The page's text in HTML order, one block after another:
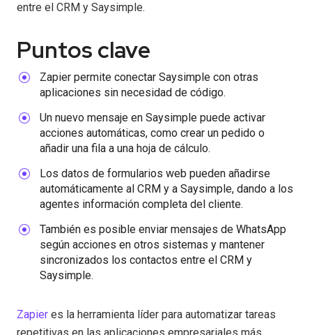
entre el CRM y Saysimple.
Puntos clave
Zapier permite conectar Saysimple con otras
aplicaciones sin necesidad de código.
Un nuevo mensaje en Saysimple puede activar
acciones automáticas, como crear un pedido o
añadir una fila a una hoja de cálculo.
Los datos de formularios web pueden añadirse
automáticamente al CRM y a Saysimple, dando a los
agentes información completa del cliente.
También es posible enviar mensajes de WhatsApp
según acciones en otros sistemas y mantener
sincronizados los contactos entre el CRM y
Saysimple.
Zapier es la herramienta líder para automatizar tareas